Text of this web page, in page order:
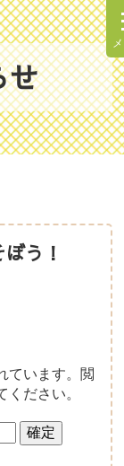
一日
せ
う！
ています。閲
ださい。